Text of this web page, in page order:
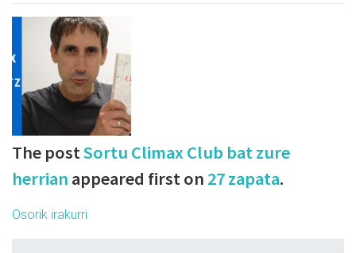
The postSortu Climax Club bat zure
herrian appeared first on 27 zapata.
Osorik irakurri